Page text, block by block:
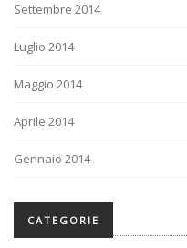
Settembre 2014
Luglio 2014
Maggio 2014
Aprile 2014
Gennaio 2014
CATEGORIE